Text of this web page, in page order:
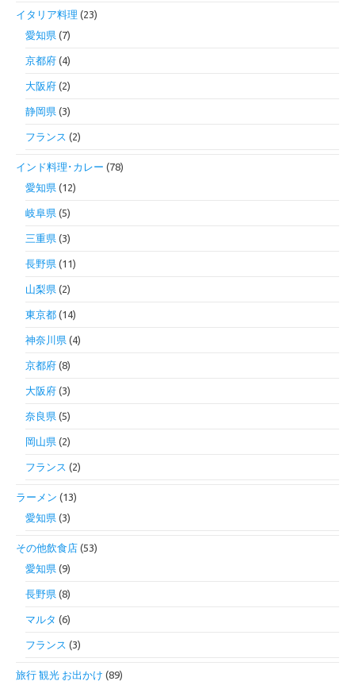
イタリア料理 (23)
愛知県 (7)
京都府 (4)
大阪府 (2)
静岡県 (3)
フランス (2)
インド料理･カレー (78)
愛知県 (12)
岐阜県 (5)
三重県 (3)
長野県 (11)
山梨県 (2)
東京都 (14)
神奈川県 (4)
京都府 (8)
大阪府 (3)
奈良県 (5)
岡山県 (2)
フランス (2)
ラーメン (13)
愛知県 (3)
その他飲食店 (53)
愛知県 (9)
長野県 (8)
マルタ (6)
フランス (3)
旅行 観光 お出かけ (89)